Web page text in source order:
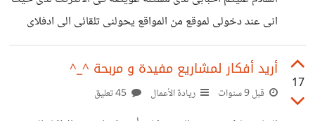
انى عند دخولى لموقع من المواقع يحولنى تلقائى الى ادفلاى
http://b.top4top.net/p_426yq4cp1.jpg كما بالصورة
السابقة ولكن المشكلة ليست فى ذلك المشكلة انى عندما افتح
17
أريد أفكار لمشاريع مفيدة و مربحة ^_^
قبل 9 سنوات ريادة الأعمال